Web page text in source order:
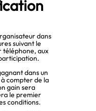
dans
suivant le
téléphone, aux
dans un
compter de la
gain sera
le premier
conditions.